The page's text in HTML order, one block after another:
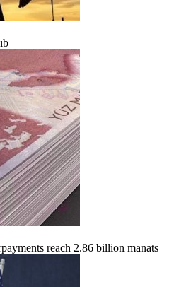
reach 2.86 billion manats